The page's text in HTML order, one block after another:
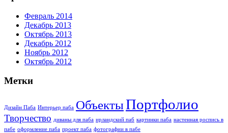
Февраль 2014
Декабрь 2013
Октябрь 2013
Декабрь 2012
Ноябрь 2012
Октябрь 2012
Метки
Дизайн Паба Интерьер паба ОбъектыПортфолио
Творчество диваны для паба ирландский паб картинки паба настенная роспись в
пабе оформление паба проект паба фотографии в пабе